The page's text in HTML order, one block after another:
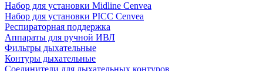
Набор для установки Midline Cenvea
Набор для установки PICC Cenvea
Респираторная поддержка
Аппараты для ручной ИВЛ
Фильтры дыхательные
Контуры дыхательные
Соединители для дыхательных контуров